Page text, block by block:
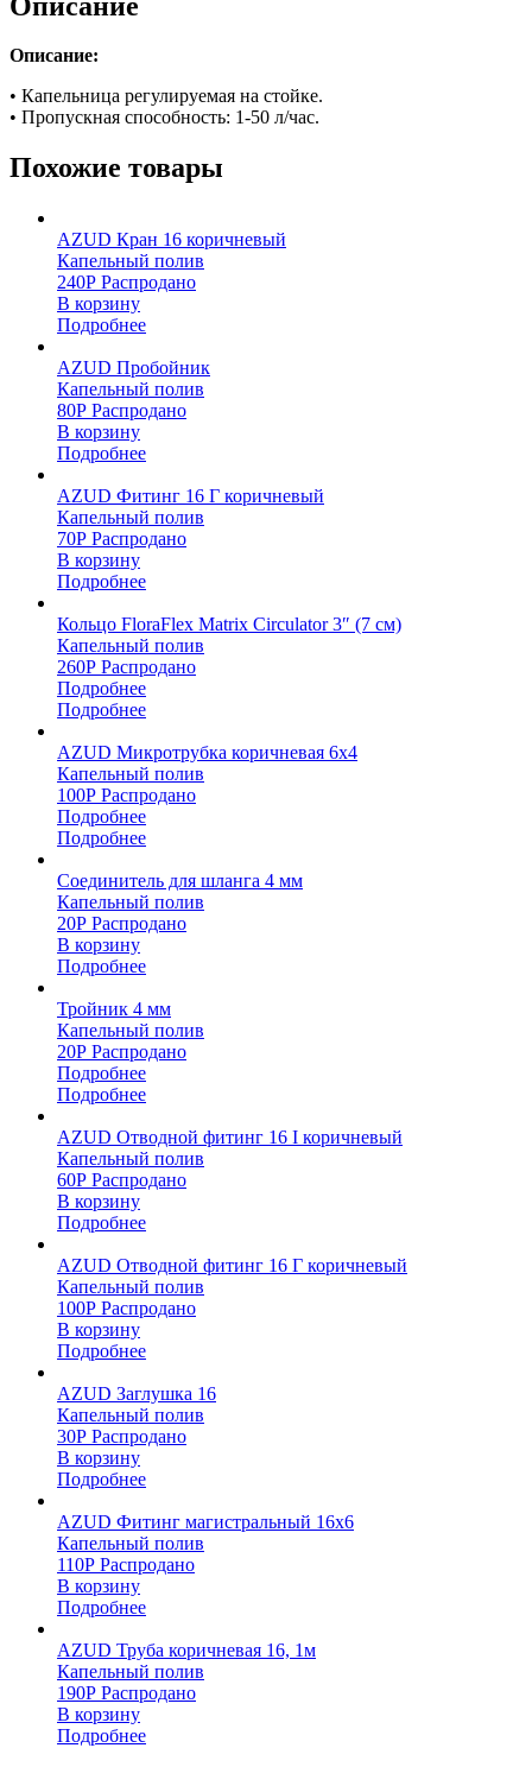
Описание:
• Капельница регулируемая на стойке.
• Пропускная способность: 1-50 л/час.
Похожие товары
AZUD Кран 16 коричневый
Капельный полив
240Р Распродано
В корзину
Подробнее
AZUD Пробойник
Капельный полив
80Р Распродано
В корзину
Подробнее
AZUD Фитинг 16 Г коричневый
Капельный полив
70Р Распродано
В корзину
Подробнее
Кольцо FloraFlex Matrix Circulator 3″ (7 см)
Капельный полив
260Р Распродано
Подробнее
Подробнее
AZUD Микротрубка коричневая 6х4
Капельный полив
100Р Распродано
Подробнее
Подробнее
Соединитель для шланга 4 мм
Капельный полив
20Р Распродано
В корзину
Подробнее
Тройник 4 мм
Капельный полив
20Р Распродано
Подробнее
Подробнее
AZUD Отводной фитинг 16 I коричневый
Капельный полив
60Р Распродано
В корзину
Подробнее
AZUD Отводной фитинг 16 Г коричневый
Капельный полив
100Р Распродано
В корзину
Подробнее
AZUD Заглушка 16
Капельный полив
30Р Распродано
В корзину
Подробнее
AZUD Фитинг магистральный 16х6
Капельный полив
110Р Распродано
В корзину
Подробнее
AZUD Труба коричневая 16, 1м
Капельный полив
190Р Распродано
В корзину
Подробнее